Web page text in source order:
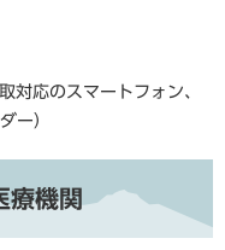
対応のスマートフォン、
ー）
療機関